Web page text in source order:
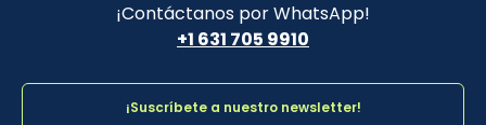
¡Contáctanos por WhatsApp!
+1 631 705 9910
¡Suscríbete a nuestro newsletter!